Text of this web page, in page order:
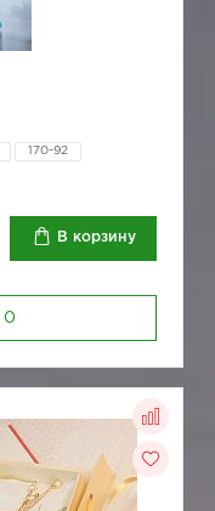
170-92
В корзину
0